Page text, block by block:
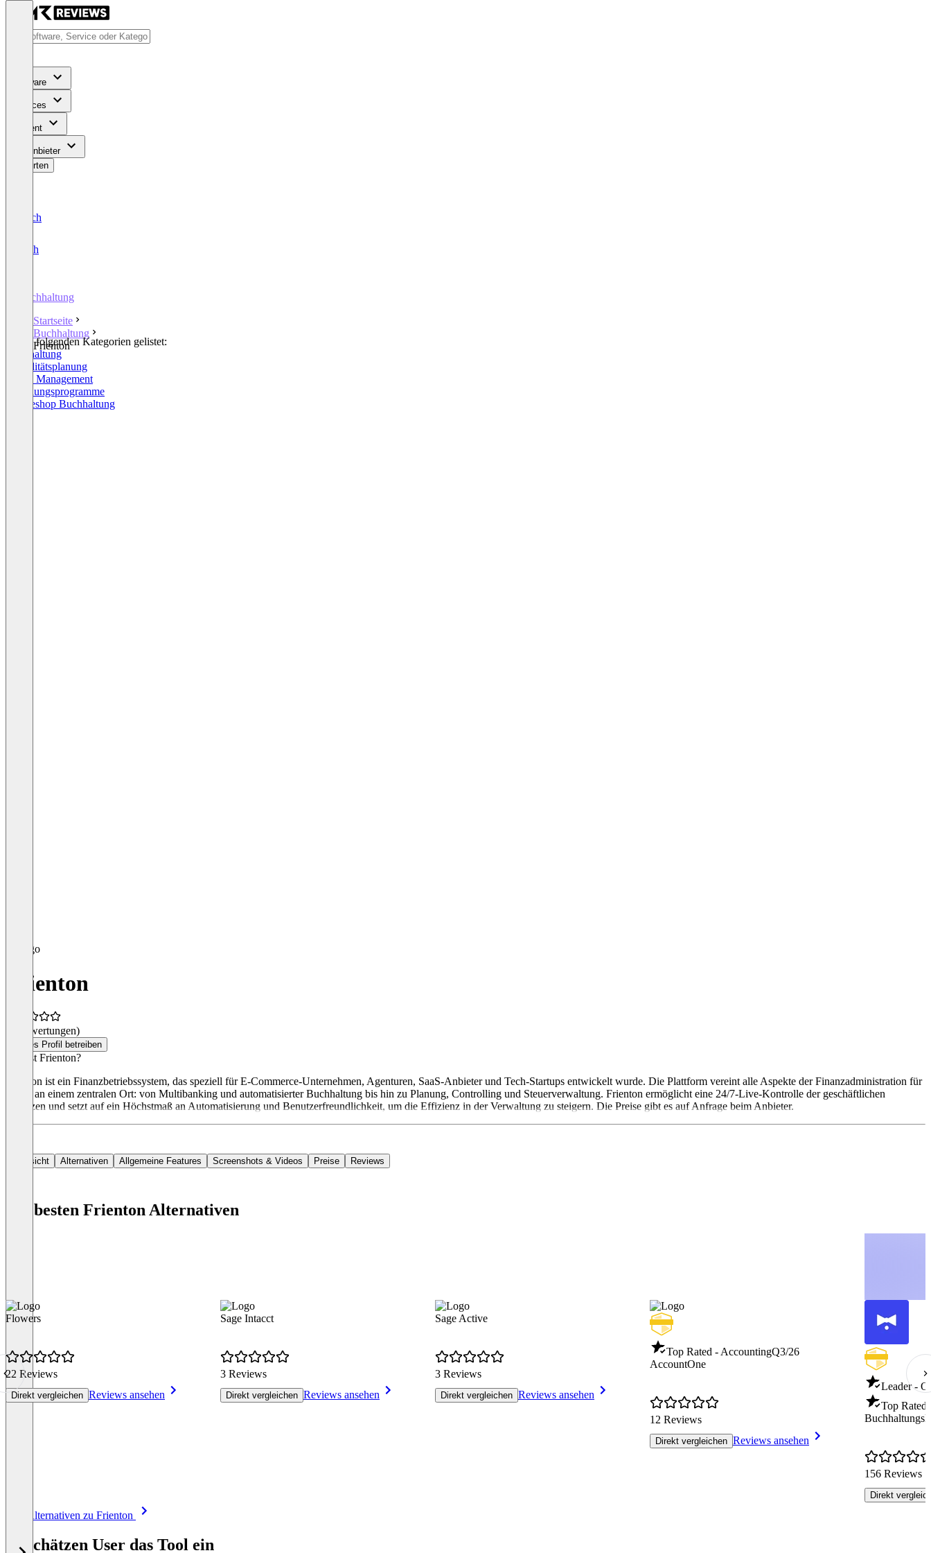
Software
Services
Content
Für Anbieter
Bewerten
Deutsch
English
Buchhaltung
Startseite
Buchhaltung
Frienton
In den folgenden Kategorien gelistet:
Buchhaltung
Liquiditätsplanung
Spend Management
Rechnungsprogramme
Onlineshop Buchhaltung
Frienton
(0 Bewertungen)
Dieses Profil betreiben
Was ist Frienton?
Frienton ist ein Finanzbetriebssystem, das speziell für E-Commerce-Unternehmen, Agenturen, SaaS-Anbieter und Tech-Startups entwickelt wurde. Die Plattform vereint alle Aspekte der Finanzadministration für
KMU an einem zentralen Ort: von Multibanking und automatisierter Buchhaltung bis hin zu Planung, Controlling und Steuerverwaltung. Frienton ermöglicht eine 24/7-Live-Kontrolle der geschäftlichen
Finanzen und setzt auf ein Höchstmaß an Automatisierung und Benutzerfreundlichkeit, um die Effizienz in der Verwaltung zu steigern. Die Preise gibt es auf Anfrage beim Anbieter.
Übersicht Alternativen Allgemeine Features Screenshots & Videos Preise Reviews
Die besten Frienton Alternativen
Flowers
22 Reviews
Direkt vergleichen Reviews ansehen
Sage Intacct
3 Reviews
Direkt vergleichen Reviews ansehen
Sage Active
3 Reviews
Direkt vergleichen Reviews ansehen
Top Rated - AccountingQ3/26
AccountOne
12 Reviews
Direkt vergleichen Reviews ansehen
Leader -
Top Rated
156 Reviews
Direkt
Alle Alternativen zu Frienton
So schätzen User das Tool ein